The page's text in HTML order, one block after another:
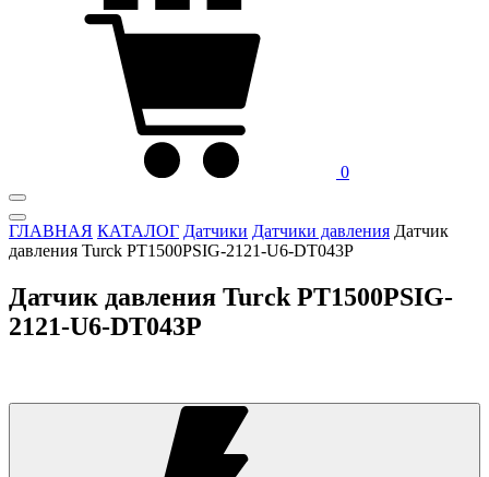
0
ГЛАВНАЯ КАТАЛОГ Датчики Датчики давления Датчик
давления Turck PT1500PSIG-2121-U6-DT043P
Датчик давления Turck PT1500PSIG-
2121-U6-DT043P